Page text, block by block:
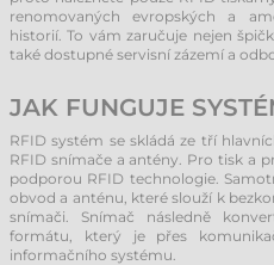
renomovaných evropských a
historií. To vám zaručuje nejen
také dostupné servisní zázemí a
JAK FUNGUJE
RFID systém se skládá ze tří
RFID snímače a antény. Pro tisk a
podporou RFID technologie.
obvod a anténu, které slouží k
snímači. Snímač následně
formátu, který je přes
informačního systému.